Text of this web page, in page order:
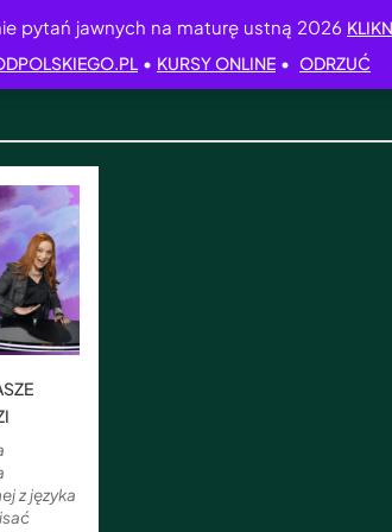
pytań jawnych na maturę ustną 2026
• KURSY ONLINE • ODRZUĆ
z języka